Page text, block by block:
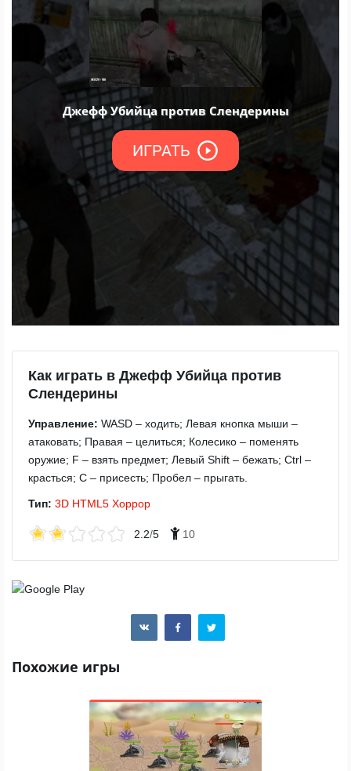
Как играть в Джефф Убийца против
Слендерины
Управление: WASD – ходить; Левая кнопка мыши –
атаковать; Правая – целиться; Колесико – поменять
оружие; F – взять предмет; Левый Shift – бежать; Ctrl –
красться; C – присесть; Пробел – прыгать.
Тип: 3D HTML5 Хоррор
2.2/5 10
Похожие игры